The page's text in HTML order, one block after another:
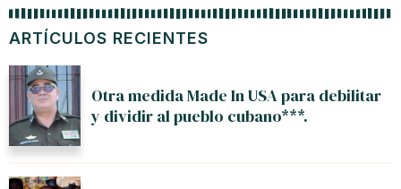
ARTÍCULOS RECIENTES
Otra medida Made In USA para debilitar
y dividir al pueblo cubano***.